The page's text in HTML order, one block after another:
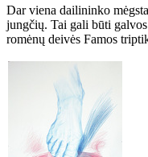
Dar viena dailininko
jungčių. Tai gali būti
romėnų deivės Famos